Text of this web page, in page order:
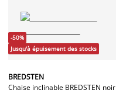
-50%
Jusqu'à épuisement des stocks
BREDSTEN
Chaise inclinable BREDSTEN noir